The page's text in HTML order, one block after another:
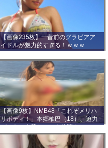
【画像235枚】一昔前のグラビアア
イドルが魅力的すぎる！ｗｗｗ
【画像9枚】NMB48「これぞメリハ
リボディ！」本郷柚巴（18）、迫力
バストの水着ショット公開！